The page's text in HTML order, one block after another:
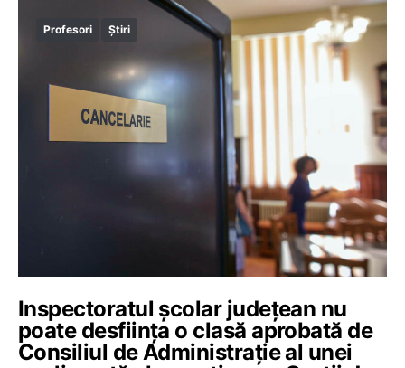
Profesori Știri
Inspectoratul școlar județean nu
poate desființa o clasă aprobată de
Consiliul de Administrație al unei